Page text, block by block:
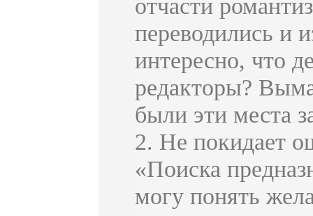
отчасти
переводились и
интересно, что
редакторы?
были эти места
2. Не покидает
«Поиска
могу понять